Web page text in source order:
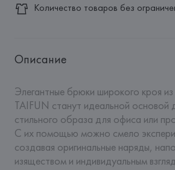
Количество товаров без
Описание
Элегантные брюки широкого кроя из
TAIFUN станут идеальной основой
стильного образа для офиса или
С их помощью можно смело
создавая оригинальные наряды,
изяществом и индивидуальным